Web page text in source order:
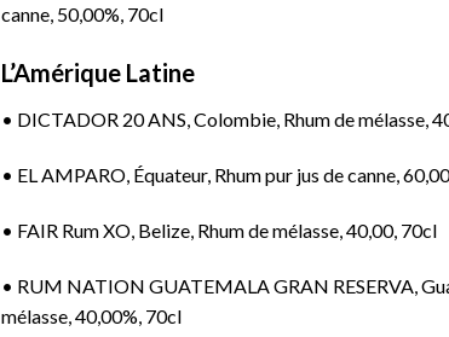
canne, 50,00%, 70cl
L’Amérique Latine
• DICTADOR 20 ANS, Colombie, Rhum de mélasse,
• EL AMPARO, Équateur, Rhum pur jus de canne,
• FAIR Rum XO, Belize, Rhum de mélasse, 40,00, 70cl
• RUM NATION GUATEMALA GRAN RESERVA,
mélasse, 40,00%, 70cl